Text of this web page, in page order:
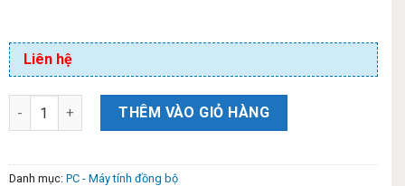
Liên hệ
THÊM VÀO GIỎ HÀNG
Danh mục: PC - Máy tính đồng bộ